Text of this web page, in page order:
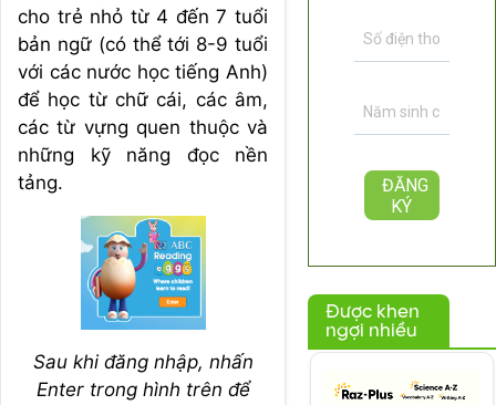
cho trẻ nhỏ từ 4 đến 7 tuổi
bản ngữ (có thể tới 8-9 tuổi
với các nước học tiếng Anh)
để học từ chữ cái, các âm,
các từ vựng quen thuộc và
những kỹ năng đọc nền
tảng.
Sau khi đăng nhập, nhấn
Enter trong hình trên để
Được khen
ngợi nhiều